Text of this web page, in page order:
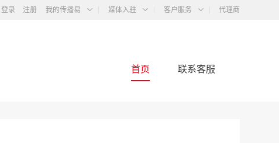
登录 注册 我的传播易 媒体入驻 客户服务 代理商
首页 联系客服